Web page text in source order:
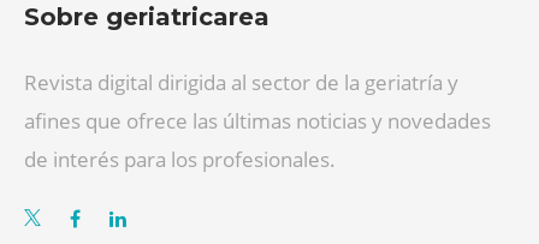
Sobre geriatricarea
Revista digital dirigida al sector de la geriatría y
afines que ofrece las últimas noticias y novedades
de interés para los profesionales.